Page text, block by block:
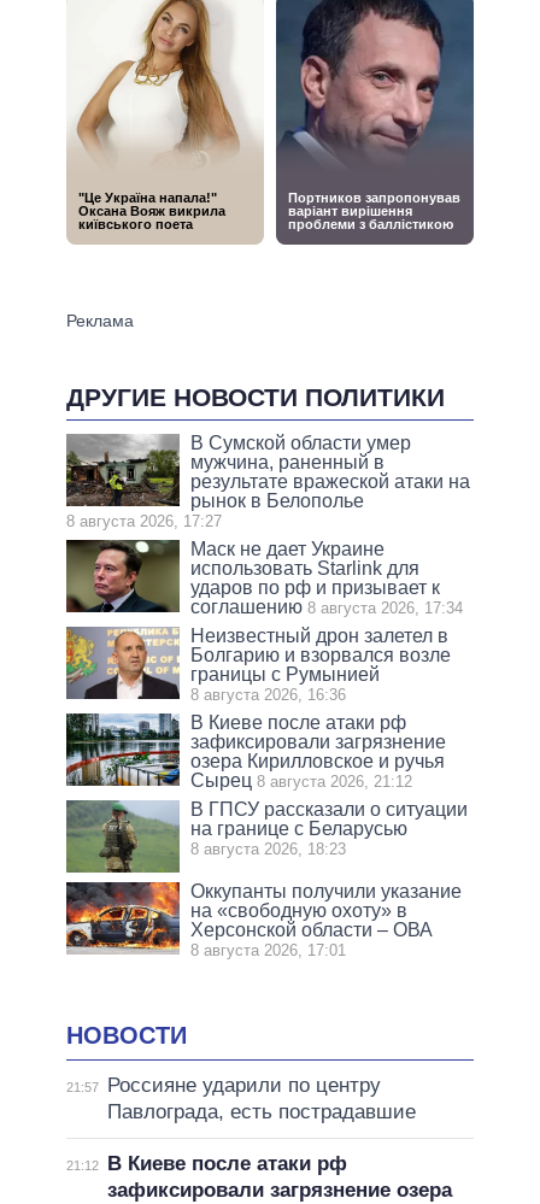
ДРУГИЕ НОВОСТИ ПОЛИТИКИ
В Сумской области умер
мужчина, раненный в
результате вражеской атаки на
рынок в Белополье
8 августа 2026, 17:27
Маск не дает Украине
использовать Starlink для
ударов по рф и призывает к
соглашению 8 августа 2026, 17:34
Неизвестный дрон залетел в
Болгарию и взорвался возле
границы с Румынией
8 августа 2026, 16:36
В Киеве после атаки рф
зафиксировали загрязнение
озера Кирилловское и ручья
Сырец 8 августа 2026, 21:12
В ГПСУ рассказали о ситуации
на границе с Беларусью
8 августа 2026, 18:23
Оккупанты получили указание
на «свободную охоту» в
Херсонской области – ОВА
8 августа 2026, 17:01
НОВОСТИ
21:57
Россияне ударили по центру
Павлограда, есть пострадавшие
21:12
В Киеве после атаки рф
зафиксировали загрязнение озера